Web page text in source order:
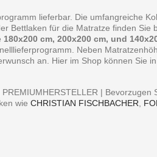
lieferbar. Die umfangreiche
Bettlaken für die Matratze finden Sie
180x200 cm, 200x200 cm, und
Neben
an. Hier im Shop können Sie
|
wieCHRISTIAN FISCHBACHER,